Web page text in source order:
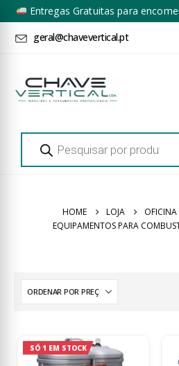
Entregas Gratuitas para
a 100€ +
geral@chavevertical.pt
Products
search
HOME LOJA
EQUIPAMENTOS PARA
SÓ 1 EM STOCK